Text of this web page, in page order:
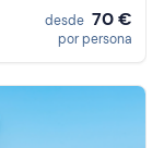
desde 70 €
por persona